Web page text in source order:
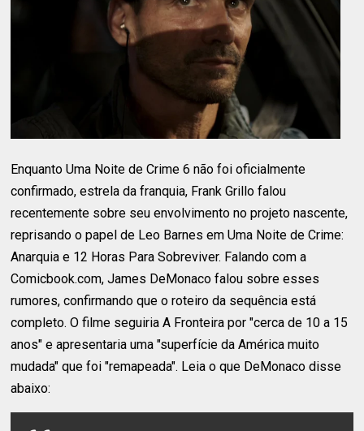
Enquanto Uma Noite de Crime 6 não foi oficialmente
confirmado, estrela da franquia, Frank Grillo falou
recentemente sobre seu envolvimento no projeto nascente,
reprisando o papel de Leo Barnes em Uma Noite de Crime:
Anarquia e 12 Horas Para Sobreviver. Falando com a
Comicbook.com, James DeMonaco falou sobre esses
rumores, confirmando que o roteiro da sequência está
completo. O filme seguiria A Fronteira por "cerca de 10 a 15
anos" e apresentaria uma "superfície da América muito
mudada" que foi "remapeada". Leia o que DeMonaco disse
abaixo: